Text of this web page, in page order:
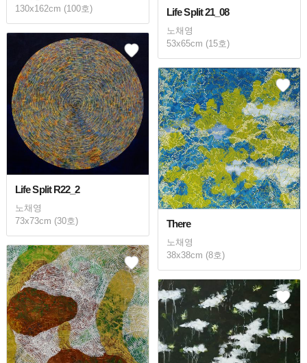
130x162cm (100호)
Life Split 21_08
노채영
53x65cm (15호)
Life Split R22_2
노채영
73x73cm (30호)
There
노채영
38x38cm (8호)